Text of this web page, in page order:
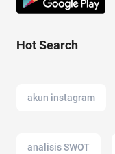
Hot Search
akun instagram
analisis SWOT